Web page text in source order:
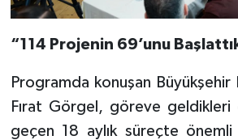
“114 Projenin 69’unu
Programda konuşan Büyükşehir
Fırat Görgel, göreve geldikleri
geçen 18 aylık süreçte